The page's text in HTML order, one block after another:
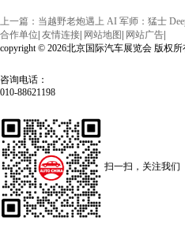
上一篇：当越野老炮遇上 AI 军师：猛士
合作单位| 友情连接| 网站地图| 网站广告|
copyright © 2026北京国际汽车展览会 版权
咨询电话：
010-88621198
扫一扫，关注我们